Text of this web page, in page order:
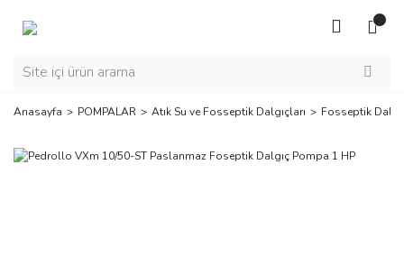
Anasayfa POMPALAR Atık Su ve Fosseptik Dalgıçları Fosseptik